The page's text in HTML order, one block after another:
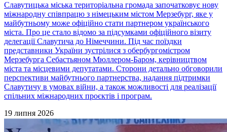
Славутицька міська територіальна громада започатковує нову
міжнародну співпрацю з німецьким містом Мерзебург, яке у
майбутньому може офіційно стати партнером українського
міста. Про це стало відомо за підсумками офіційного візиту
делегації Славутича до Німеччини. Під час поїздки
представники України зустрілися з обербургомістром
Мерзебурга Себастьяном Мюллером-Баром, керівництвом
міста та місцевими депутатами. Сторони детально обговорили
перспективи майбутнього партнерства, надання підтримки
Славутичу в умовах війни, а також можливості для реалізації
спільних міжнародних проєктів і програм.
19 липня 2026